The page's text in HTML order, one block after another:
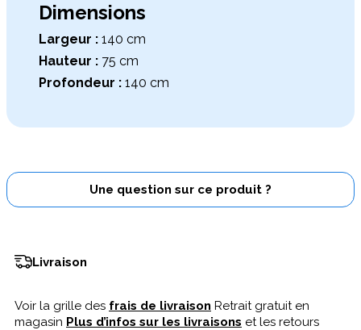
Dimensions
Largeur : 140 cm
Hauteur : 75 cm
Profondeur : 140 cm
Une question sur ce produit ?
Livraison
Voir la grille des frais de livraison Retrait gratuit en
magasin Plus d’infos sur les livraisons et les retours